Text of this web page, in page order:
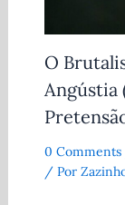
O
Angústia
0 Comments
/ Por